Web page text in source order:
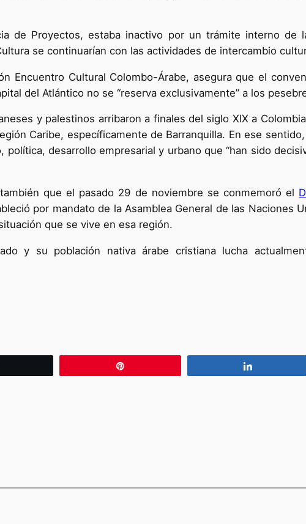
de Proyectos, estaba inactivo por un trámite interno de
se continuarían con las actividades de intercambio
Encuentro Cultural Colombo-Árabe, asegura que el
del Atlántico no se “reserva exclusivamente” a los
y palestinos arribaron a finales del siglo XIX a
Caribe, específicamente de Barranquilla. En ese
desarrollo empresarial y urbano que “han sido
que el pasado 29 de noviembre se conmemoró el
por mandato de la Asamblea General de las Naciones
que se vive en esa región.
y su población nativa árabe cristiana lucha